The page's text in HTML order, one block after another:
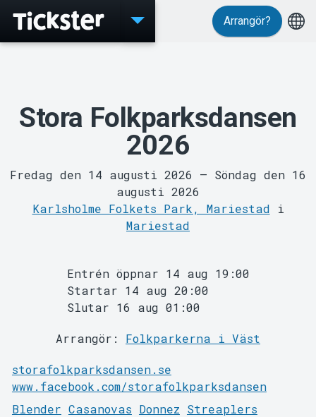
MyTickster
Arrangör?
Stora Folkparksdansen
2026
Fredag den 14 augusti 2026 – Söndag den 16
augusti 2026
Karlsholme Folkets Park, Mariestad i
Mariestad
Entrén öppnar 14 aug 19:00
Startar 14 aug 20:00
Slutar 16 aug 01:00
Arrangör: Folkparkerna i Väst
storafolkparksdansen.se
www.facebook.com/storafolkparksdansen
Blender Casanovas Donnez Streaplers